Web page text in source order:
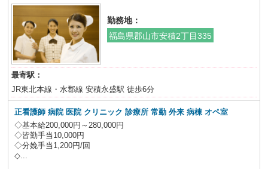
勤務地：
福島県郡山市安積2丁目335
最寄駅：
JR東北本線・水郡線 安積永盛駅 徒歩6分
正看護師 病院 医院 クリニック 診療所 常勤 外来 病棟 オペ室
◇基本給200,000円～280,000円
◇皆勤手当10,000円
◇分娩手当1,200円/回
◇...